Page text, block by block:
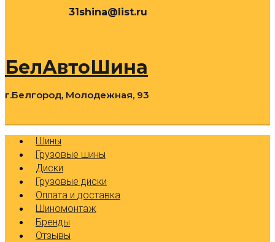
31shina@list.ru
БелАвтоШина
г.Белгород, Молодежная, 93
Шины
Грузовые шины
Диски
Грузовые диски
Оплата и доставка
Шиномонтаж
Бренды
Отзывы